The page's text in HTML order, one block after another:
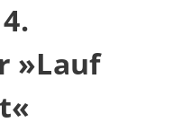
»Lauf